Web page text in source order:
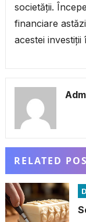
societății.
financiare
acestei investiții
RELATED